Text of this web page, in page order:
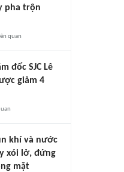
pha trộn
quan
đốc SJC Lê
giảm 4
khí và nước
xói lở, đứng
mặt